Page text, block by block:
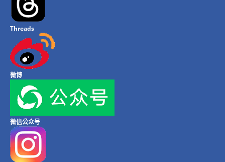
Threads
微博
微信公众号